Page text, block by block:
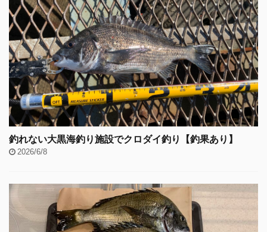
釣れない大黒海釣り施設でクロダイ釣り【釣果あり】
2026/6/8